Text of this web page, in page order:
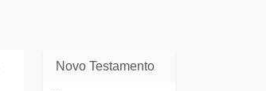
Novo Testamento